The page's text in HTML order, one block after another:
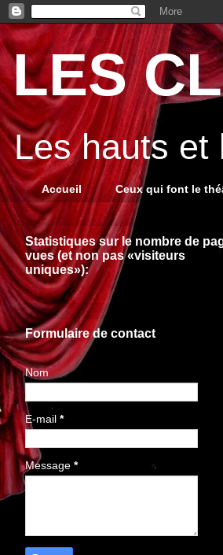
LES
Les hauts et
Accueil Ceux qui font le
Statistiques sur le nombre de
vues (et non pas «visiteurs
uniques»):
Formulaire de contact
Nom
E-mail *
Message *